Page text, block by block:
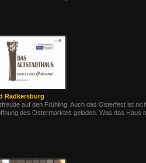
Radkersburg
auf den Frühling. Auch das Osterfest ist
des Ostermarktes geladen. Was das Haus